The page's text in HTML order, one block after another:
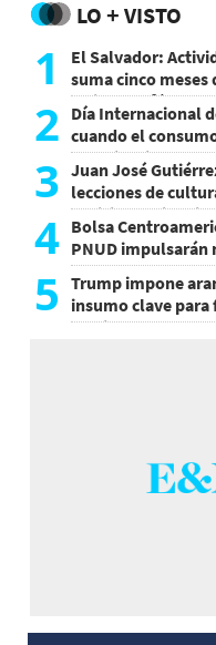
LO + VISTO
1
El Salvador:
suma cinco
arriba de 4%
2 Día Internacional
cuando el
experiencia
3 Juan José
lecciones de
decisiones sin
4 Bolsa
PNUD impulsarán
Honduras
5
Trump impone
insumo clave para
semiconductores